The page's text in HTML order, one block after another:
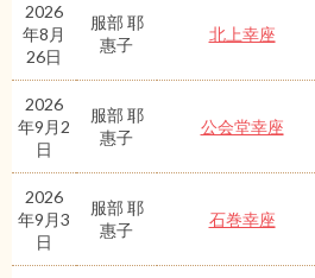
2026
年8月
26日
服部 耶
惠子
北上幸座
2026
年9月2
日
服部 耶
惠子
公会堂幸座
2026
年9月3
日
服部 耶
惠子
石巻幸座